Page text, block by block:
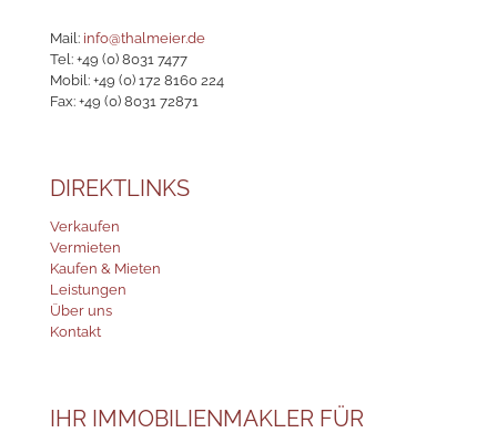
Mail: info@thalmeier.de
Tel: +49 (0) 8031 7477
Mobil: +49 (0) 172 8160 224
Fax: +49 (0) 8031 72871
DIREKTLINKS
Verkaufen
Vermieten
Kaufen & Mieten
Leistungen
Über uns
Kontakt
IHR IMMOBILIENMAKLER FÜR